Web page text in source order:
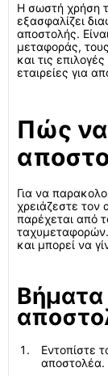
Η σωστή χρήση
εξασφαλίζει
αποστολής.
μεταφοράς,
και τις
εταιρείες για
Πώς
Για να
χρειάζεστε τον
παρέχεται από
και μπορεί να
Εντοπίστε
αποστολέα.